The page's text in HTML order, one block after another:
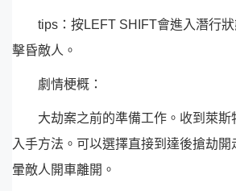
tips：按LEFT SHIFT會進入潛行狀
擊昏敵人。
劇情梗概：
大劫案之前的準備工作。收到萊斯
入手方法。可以選擇直接到達後搶劫
暈敵人開車離開。